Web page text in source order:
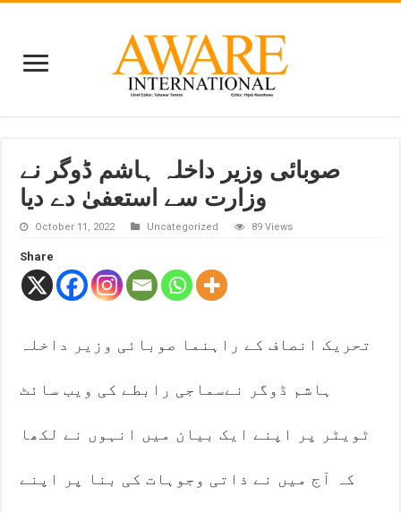
صوبائی وزیر داخلہ ہاشم ڈوگر نے
وزارت سے استعفیٰ دے دیا
October 11, 2022 Uncategorized 89 Views
Share
تحریک انصاف کے راہنما صوبائی وزیر داخلہ
ہاشم ڈوگر نےسماجی رابطے کی ویب سائٹ
ٹویٹر پر اپنے ایک بیان میں انہوں نے لکھا
کہ آج میں نے ذاتی وجوہات کی بنا پر اپنے